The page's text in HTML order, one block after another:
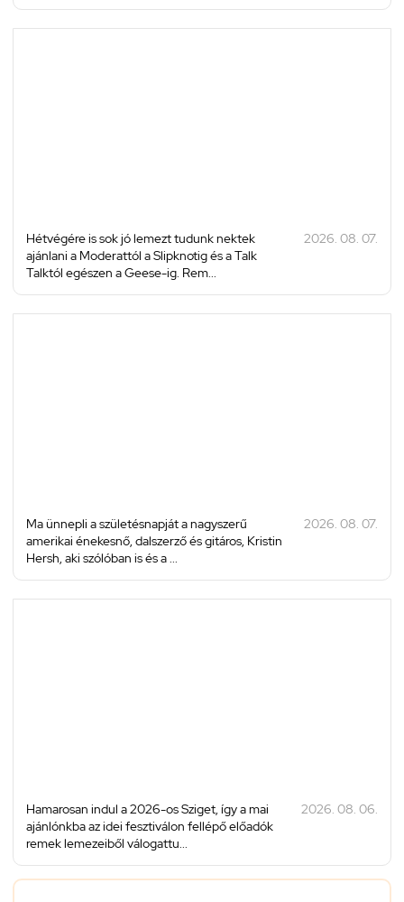
Hétvégére is sok jó lemezt tudunk nektek
ajánlani a Moderattól a Slipknotig és a Talk
Talktól egészen a Geese-ig. Rem...
2026. 08. 07.
Ma ünnepli a születésnapját a nagyszerű
amerikai énekesnő, dalszerző és gitáros, Kristin
Hersh, aki szólóban is és a ...
2026. 08. 07.
Hamarosan indul a 2026-os Sziget, így a mai
ajánlónkba az idei fesztiválon fellépő előadók
remek lemezeiből válogattu...
2026. 08. 06.